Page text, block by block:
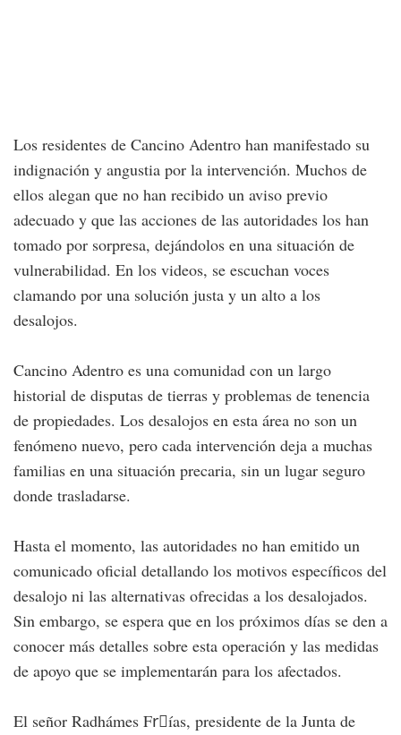
Los residentes de Cancino Adentro han manifestado su
indignación y angustia por la intervención. Muchos de
ellos alegan que no han recibido un aviso previo
adecuado y que las acciones de las autoridades los han
tomado por sorpresa, dejándolos en una situación de
vulnerabilidad. En los videos, se escuchan voces
clamando por una solución justa y un alto a los
desalojos.
Cancino Adentro es una comunidad con un largo
historial de disputas de tierras y problemas de tenencia
de propiedades. Los desalojos en esta área no son un
fenómeno nuevo, pero cada intervención deja a muchas
familias en una situación precaria, sin un lugar seguro
donde trasladarse.
Hasta el momento, las autoridades no han emitido un
comunicado oficial detallando los motivos específicos del
desalojo ni las alternativas ofrecidas a los desalojados.
Sin embargo, se espera que en los próximos días se den a
conocer más detalles sobre esta operación y las medidas
de apoyo que se implementarán para los afectados.
El señor Radhámes Frِías, presidente de la Junta de